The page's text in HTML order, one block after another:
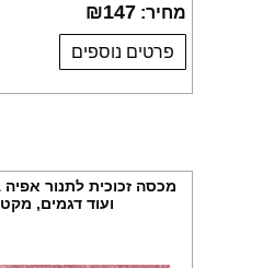
מחיר: ₪147
פרטים נוספים
ועוד דגמים, מקט 013907